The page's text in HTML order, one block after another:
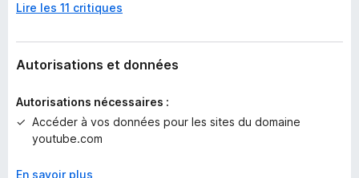
u
e
n
t
p
Lire les 11 critiques
Autorisations et données
Autorisations nécessaires :
Accéder à vos données pour les sites du domaine
youtube.com
En savoir plus